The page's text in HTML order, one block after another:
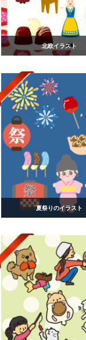
北欧イラスト
夏祭りのイラスト